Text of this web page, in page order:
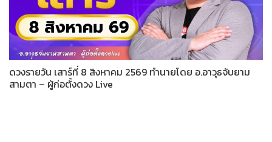
ดวงรายวัน เสาร์ที่ 8 สิงหาคม 2569 ทำนายโดย อ.อาวุธจับยาม
สามตา – ผู้ก่อตั้งดวง Live